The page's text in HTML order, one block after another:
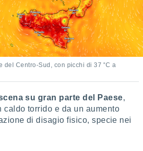
del Centro-Sud, con picchi di 37 °C a
su gran parte del Paese,
caldo torrido e da un aumento
di disagio fisico, specie nei